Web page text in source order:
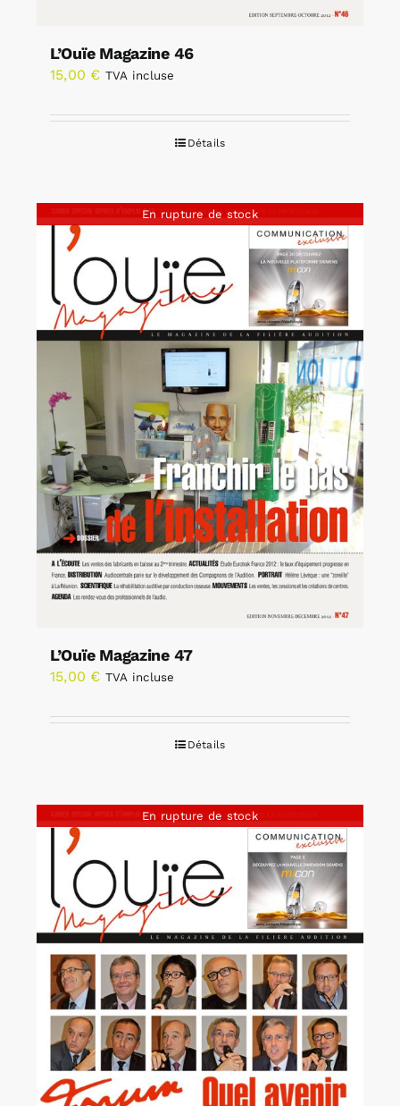
L’Ouïe Magazine 46
15,00 € TVA incluse
Détails
En rupture de stock
L’Ouïe Magazine 47
15,00 € TVA incluse
Détails
En rupture de stock